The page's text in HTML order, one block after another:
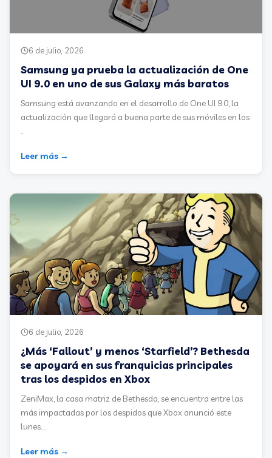
6 de julio, 2026
Samsung ya prueba la actualización de One
UI 9.0 en uno de sus Galaxy más baratos
Samsung está avanzando en el desarrollo de One UI 9.0, la
actualización que llegará a buena parte de sus móviles en los
...
Leer más →
6 de julio, 2026
¿Más ‘Fallout’ y menos ‘Starfield’? Bethesda
se apoyará en sus franquicias principales
tras los despidos en Xbox
ZeniMax, la casa matriz de Bethesda, se encuentra entre las
más impactadas por los despidos que Xbox anunció este
lunes....
Leer más →